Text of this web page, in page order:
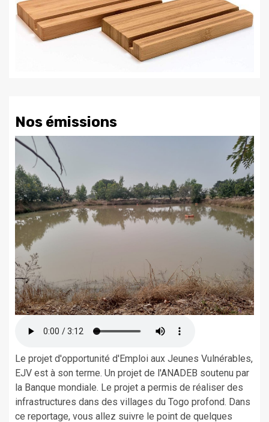
Nos émissions
Le projet d'opportunité d'Emploi aux Jeunes Vulnérables,
EJV est à son terme. Un projet de l'ANADEB soutenu par
la Banque mondiale. Le projet a permis de réaliser des
infrastructures dans des villages du Togo profond. Dans
ce reportage, vous allez suivre le point de quelques